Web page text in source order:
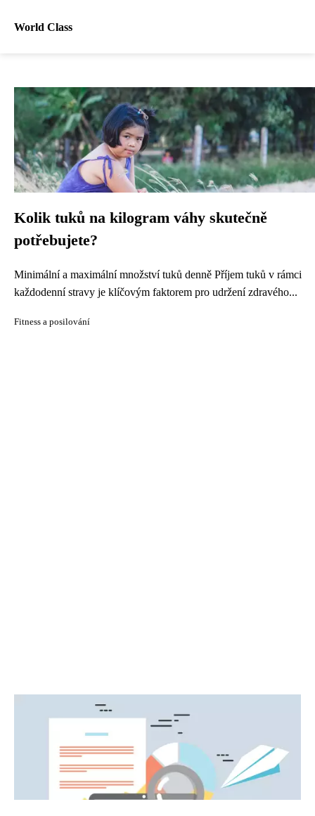
World Class
Kolik tuků na kilogram váhy skutečně
potřebujete?
Minimální a maximální množství tuků denně Příjem tuků v rámci
každodenní stravy je klíčovým faktorem pro udržení zdravého...
Fitness a posilování